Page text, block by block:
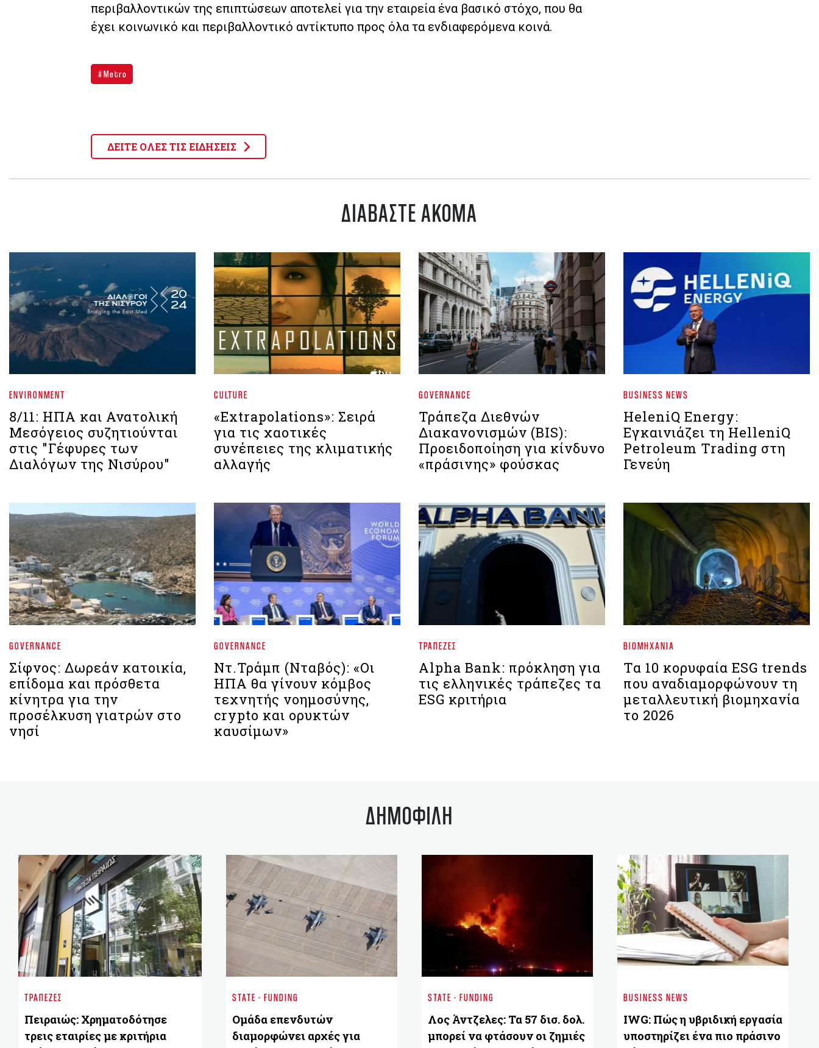
περιβαλλοντικών της επιπτώσεων αποτελεί για την εταιρεία ένα βασικό στόχο, που θα
έχει κοινωνικό και περιβαλλοντικό αντίκτυπο προς όλα τα ενδιαφερόμενα κοινά.
Metro
ΔΕΙΤΕ ΟΛΕΣ ΤΙΣ ΕΙΔΗΣΕΙΣ
ΔΙΑΒΑΣΤΕ ΑΚΟΜΑ
ENVIRONMENT
8/11: ΗΠΑ και Ανατολική
Μεσόγειος συζητιούνται
στις "Γέφυρες των
Διαλόγων της Νισύρου"
CULTURE
«Extrapolations»: Σειρά
για τις χαοτικές
συνέπειες της κλιματικής
αλλαγής
GOVERNANCE
Τράπεζα Διεθνών
Διακανονισμών (BIS):
Προειδοποίηση για κίνδυνο
«πράσινης» φούσκας
BUSINESS NEWS
HeleniQ Energy:
Εγκαινιάζει τη HelleniQ
Petroleum Trading στη
Γενεύη
GOVERNANCE
Σίφνος: Δωρεάν κατοικία,
επίδομα και πρόσθετα
κίνητρα για την
προσέλκυση γιατρών στο
νησί
GOVERNANCE
Ντ.Τράμπ (Νταβός): «Οι
ΗΠΑ θα γίνουν κόμβος
τεχνητής νοημοσύνης,
crypto και ορυκτών
καυσίμων»
ΤΡΆΠΕΖΕΣ
Alpha Bank: πρόκληση για
τις ελληνικές τράπεζες τα
ESG κριτήρια
ΒΙΟΜΗΧΑΝΊΑ
Τα 10 κορυφαία ESG trends
που αναδιαμορφώνουν τη
μεταλλευτική βιομηχανία
το 2026
ΔΗΜΟΦΙΛΗ
ΤΡΆΠΕΖΕΣ
Πειραιώς: Χρηματοδότησε
τρεις εταιρίες με κριτήρια
STATE - FUNDING
Ομάδα επενδυτών
διαμορφώνει αρχές για
STATE - FUNDING
Λος Άντζελες: Τα 57 δισ. δολ.
μπορεί να φτάσουν οι ζημιές
BUSINESS NEWS
IWG: Πώς η υβριδική εργασία
υποστηρίζει ένα πιο πράσινο